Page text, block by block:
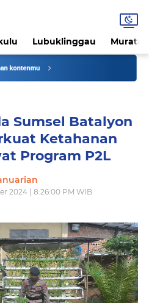
Lubuklinggau
Sumsel Batalyon
Ketahanan
Program P2L
2024 | 8:26:00 PM WIB